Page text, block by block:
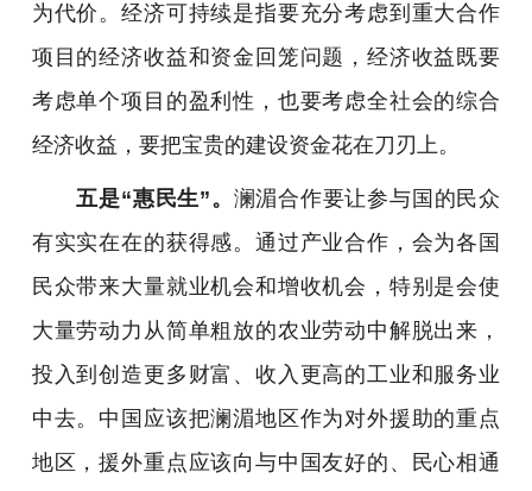
为代价。经济可持续是指要充分考虑到重大合作
项目的经济收益和资金回笼问题，经济收益既要
考虑单个项目的盈利性，也要考虑全社会的综合
经济收益，要把宝贵的建设资金花在刀刃上。
五是“惠民生”。 澜湄合作要让参与国的民众
有实实在在的获得感。通过产业合作，会为各国
民众带来大量就业机会和增收机会，特别是会使
大量劳动力从简单粗放的农业劳动中解脱出来，
投入到创造更多财富、收入更高的工业和服务业
中去。中国应该把澜湄地区作为对外援助的重点
地区，援外重点应该向与中国友好的、民心相通